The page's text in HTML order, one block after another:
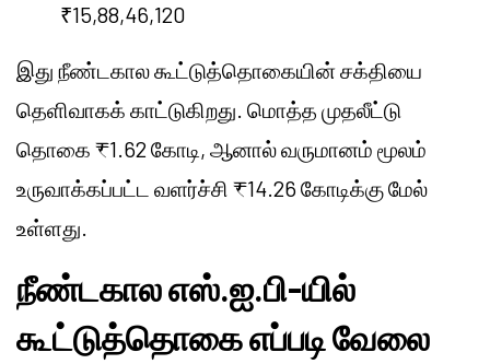
₹15,88,46,120
இது நீண்டகால கூட்டுத்தொகையின் சக்தியை
தெளிவாகக் காட்டுகிறது. மொத்த முதலீட்டு
தொகை ₹1.62 கோடி, ஆனால் வருமானம் மூலம்
உருவாக்கப்பட்ட வளர்ச்சி ₹14.26 கோடிக்கு மேல்
உள்ளது.
நீண்டகால எஸ்.ஐ.பி-யில்
கூட்டுத்தொகை எப்படி வேலை